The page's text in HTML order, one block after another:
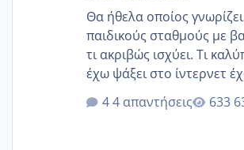
Θα ήθελα οποίος
παιδικούς σταθμούς με
τι ακριβώς ισχύει. Τι
έχω ψάξει στο ίντερνετ
ότι το βαουτσερ καλύπτει
δίδακτρα και τα τροφεια
4 απαντήσεις